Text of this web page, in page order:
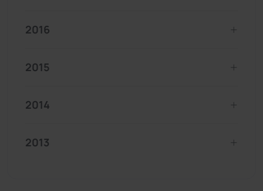
2016
2015
2014
2013